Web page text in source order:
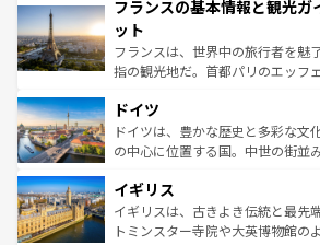
ませてくれるイタリアで、忘れら
なお、新着のイタリア情報は
しい。
文化が根付くこの国では、情熱的
れる闘牛、そして美味しいタパス
る。首都マドリードの洗練された
アートに溢れた街角から、地方で
せる。地方によって風土や気候が
性で訪れる人
ンテンツ一覧を参照してほしい。
フランスの基本情報と観光ガ
ット
フランスは、世界中の旅行者を魅
指の観光地だ。首都パリのエッフ
で、幅広い魅力が詰まっている。
聖堂、美しいビーチ、そして豊か
から魅了する。また、フランスは
いる。シャンパンの発祥地である
香り高いラベンダー畑など、多彩
らに、パリ以外の地域にも魅力が
ドイツ
ドイツは、豊かな歴史と多彩な文
の中心に位置する国。中世の街並
顔を持つこの国は、どこを歩いて
ルリンの文化的活気、バイエルン
してライン川沿いのワイン畑とい
イギリス
イギリスは、古きよき伝統と最先
トミンスター寺院や大英博物館の